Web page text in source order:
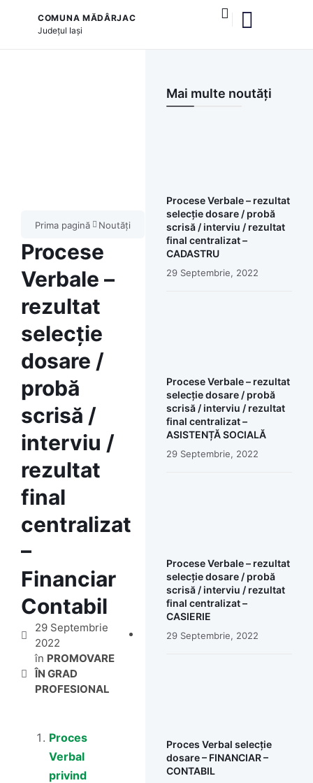
COMUNA MĂDÂRJAC
Județul Iași
Prima pagină Noutăți
Procese
Verbale –
rezultat
selecție
dosare /
probă
scrisă /
interviu /
rezultat
final
centralizat
–
Financiar
Contabil
29 Septembrie
2022
în PROMOVARE
ÎN GRAD
PROFESIONAL
Proces
Verbal
privind
Mai multe noutăți
Procese Verbale – rezultat
selecție dosare / probă
scrisă / interviu / rezultat
final centralizat –
CADASTRU
29 Septembrie, 2022
Procese Verbale – rezultat
selecție dosare / probă
scrisă / interviu / rezultat
final centralizat –
ASISTENȚĂ SOCIALĂ
29 Septembrie, 2022
Procese Verbale – rezultat
selecție dosare / probă
scrisă / interviu / rezultat
final centralizat –
CASIERIE
29 Septembrie, 2022
Proces Verbal selecție
dosare – FINANCIAR –
CONTABIL